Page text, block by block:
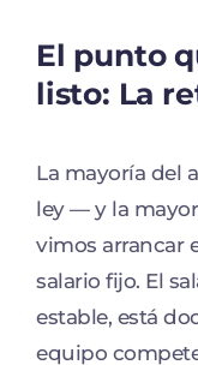
El punto
listo: La
La mayoría del
ley — y la
vimos arrancar
salario fijo. El
estable, está
equipo